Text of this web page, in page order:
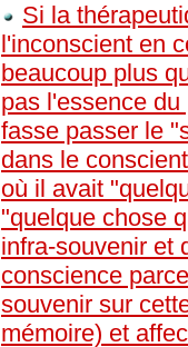
Si la
l'inconscient en
beaucoup plus
pas l'essence
fasse passer le
dans le
où il avait
"quelque chose
infra-souvenir et
conscience
souvenir sur
mémoire) et